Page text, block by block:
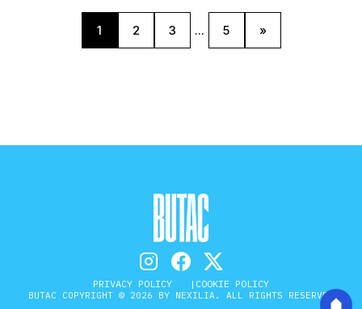
1 2 3 ... 5 »
PRIVACY POLICY COOKIE POLICY
BUTAC COPYRIGHT © 2026 BY NEXILIA. ALL RIGHTS RESERVED